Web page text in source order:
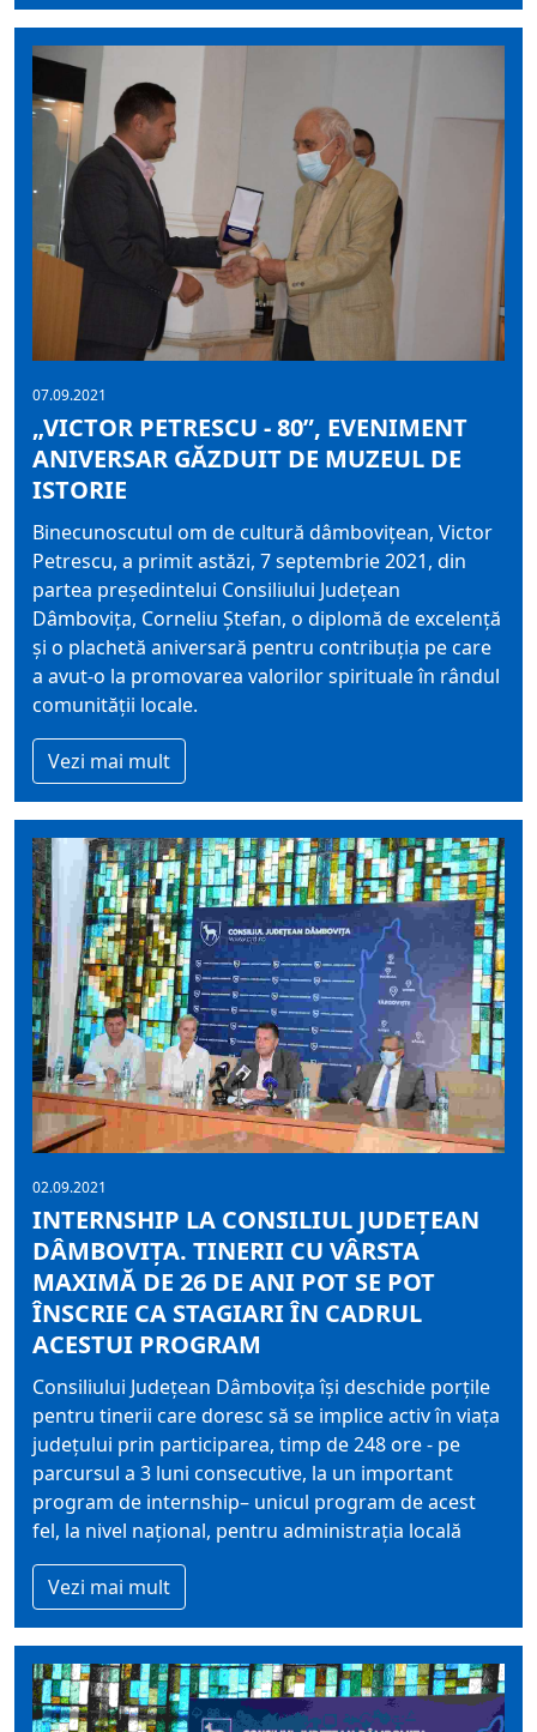
07.09.2021
„VICTOR PETRESCU - 80”, EVENIMENT
ANIVERSAR GĂZDUIT DE MUZEUL DE
ISTORIE
Binecunoscutul om de cultură dâmbovițean, Victor
Petrescu, a primit astăzi, 7 septembrie 2021, din
partea președintelui Consiliului Județean
Dâmbovița, Corneliu Ștefan, o diplomă de excelență
și o plachetă aniversară pentru contribuția pe care
a avut-o la promovarea valorilor spirituale în rândul
comunității locale.
Vezi mai mult
02.09.2021
INTERNSHIP LA CONSILIUL JUDEȚEAN
DÂMBOVIȚA. TINERII CU VÂRSTA
MAXIMĂ DE 26 DE ANI POT SE POT
ÎNSCRIE CA STAGIARI ÎN CADRUL
ACESTUI PROGRAM
Consiliului Județean Dâmbovița își deschide porțile
pentru tinerii care doresc să se implice activ în viața
județului prin participarea, timp de 248 ore - pe
parcursul a 3 luni consecutive, la un important
program de internship– unicul program de acest
fel, la nivel național, pentru administrația locală
Vezi mai mult